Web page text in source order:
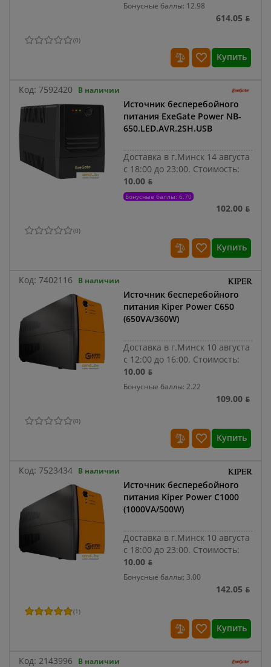
Бонусные баллы: 12.98
614.05 ƃ
(0)
Купить
Код: 7592420 В наличии
Источник бесперебойного
питания ExeGate Power NB-
650.LED.AVR.2SH.USB
Доставка в г.Минск 14 августа
с 18:00 до 23:00. Стоимость:
10.00 ƃ
Бонусные баллы: 6.70
102.00 ƃ
(0)
Купить
Код: 7402116 В наличии
Источник бесперебойного
питания Kiper Power C650
(650VA/360W)
Доставка в г.Минск 10 августа
с 12:00 до 16:00. Стоимость:
10.00 ƃ
Бонусные баллы: 2.22
109.00 ƃ
(0)
Купить
Код: 7523434 В наличии
Источник бесперебойного
питания Kiper Power C1000
(1000VA/500W)
Доставка в г.Минск 10 августа
с 18:00 до 23:00. Стоимость:
10.00 ƃ
Бонусные баллы: 3.00
142.05 ƃ
(1)
Купить
Код: 2143996 В наличии